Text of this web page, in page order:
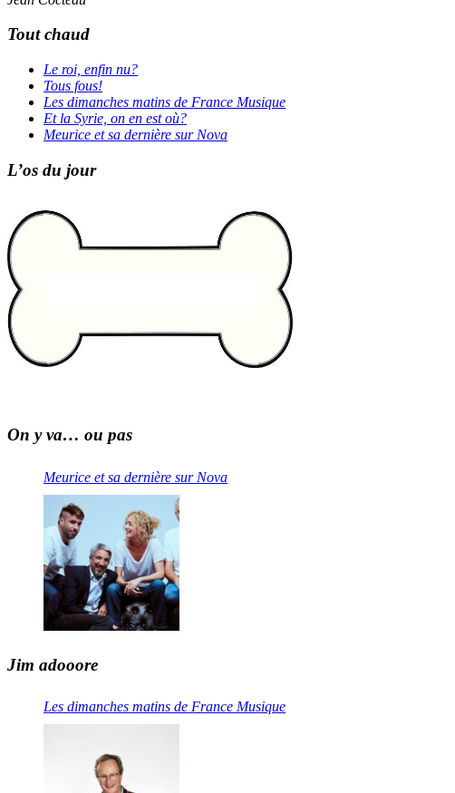
Tout chaud
Le roi, enfin nu?
Tous fous!
Les dimanches matins de France Musique
Et la Syrie, on en est où?
Meurice et sa dernière sur Nova
L’os du jour
On y va… ou pas
Meurice et sa dernière sur Nova
Jim adooore
Les dimanches matins de France Musique